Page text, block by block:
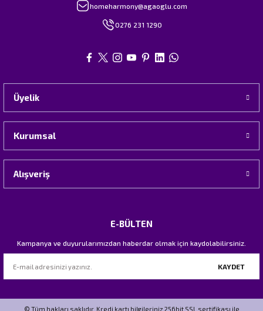
homeharmony@agaoglu.com
0276 231 1290
Üyelik
Kurumsal
Alışveriş
E-BÜLTEN
Kampanya ve duyurularımızdan haberdar olmak için kaydolabilirsiniz.
KAYDET
© Tüm hakları saklıdır. Kredi kartı bilgileriniz 256bit SSL sertifikası ile